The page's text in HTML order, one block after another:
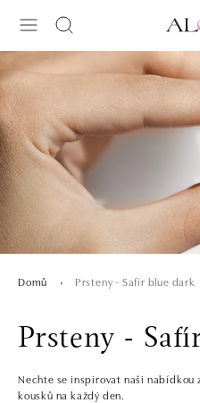
Domů Prsteny - Safír blue dark
Prsteny -
Nechte se inspirovat naši nabídkou
kousků na každý den.